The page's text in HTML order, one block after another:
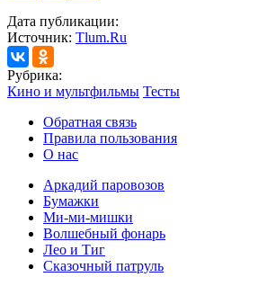
Дата публикации:
Источник: Tlum.Ru
Рубрика:
Кино и мультфильмы Тесты
Обратная связь
Правила пользования
О нас
Аркадий паровозов
Бумажки
Ми-ми-мишки
Волшебный фонарь
Лео и Тиг
Сказочный патруль